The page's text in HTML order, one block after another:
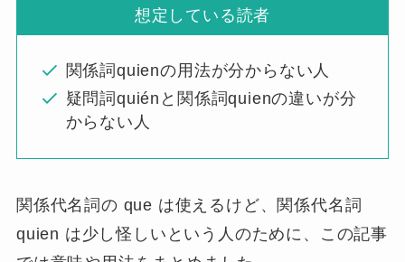
想定している読者
関係詞quienの用法が分からない人
疑問詞quiénと関係詞quienの違いが分
からない人
関係代名詞の que は使えるけど、関係代名詞
quien は少し怪しいという人のために、この記事